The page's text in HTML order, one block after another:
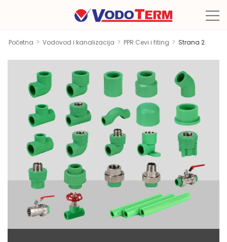
Početna > Vodovod i kanalizacija > PPR Cevi i fiting > Strana 2